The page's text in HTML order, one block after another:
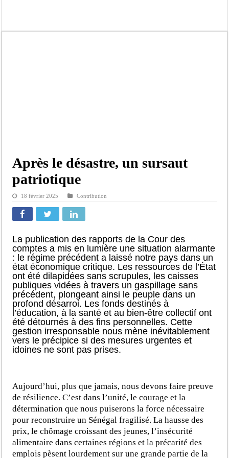
Après le désastre, un sursaut
patriotique
18 février 2025 Contribution
La publication des rapports de la Cour des
comptes a mis en lumière une situation alarmante
: le régime précédent a laissé notre pays dans un
état économique critique. Les ressources de l’État
ont été dilapidées sans scrupules, les caisses
publiques vidées à travers un gaspillage sans
précédent, plongeant ainsi le peuple dans un
profond désarroi. Les fonds destinés à
l’éducation, à la santé et au bien-être collectif ont
été détournés à des fins personnelles. Cette
gestion irresponsable nous mène inévitablement
vers le précipice si des mesures urgentes et
idoines ne sont pas prises.
Aujourd’hui, plus que jamais, nous devons faire preuve
de résilience. C’est dans l’unité, le courage et la
détermination que nous puiserons la force nécessaire
pour reconstruire un Sénégal fragilisé. La hausse des
prix, le chômage croissant des jeunes, l’insécurité
alimentaire dans certaines régions et la précarité des
emplois pèsent lourdement sur une grande partie de la